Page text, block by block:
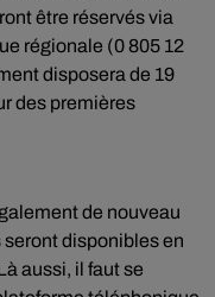
être réservés via
régionale (0 805 12
disposera de 19
des premières
de nouveau
seront disponibles en
aussi, il faut se